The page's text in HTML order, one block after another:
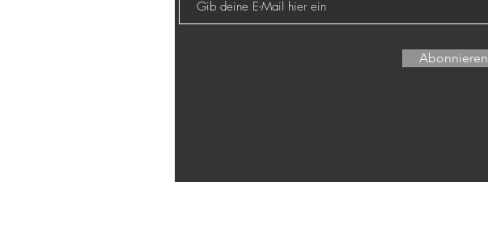
Abonnieren